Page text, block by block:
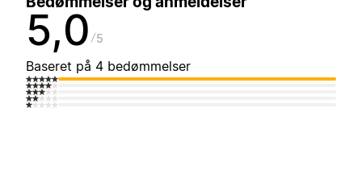
5,0 5
Baseret på 4 bedømmelser